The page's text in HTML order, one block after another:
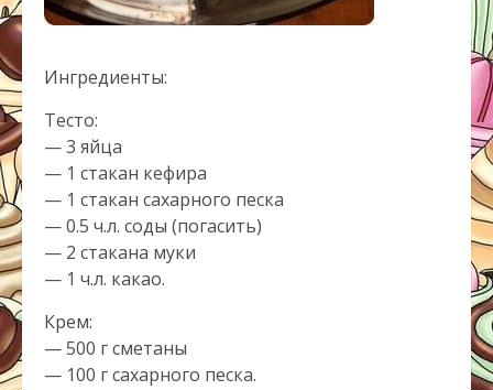
Ингредиенты:
Тесто:
— 3 яйца
— 1 стакан кефира
— 1 стакан сахарного песка
— 0.5 ч.л. соды (погасить)
— 2 стакана муки
— 1 ч.л. какао.
Крем:
— 500 г сметаны
— 100 г сахарного песка.